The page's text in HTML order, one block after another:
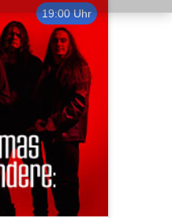
19:00 Uhr